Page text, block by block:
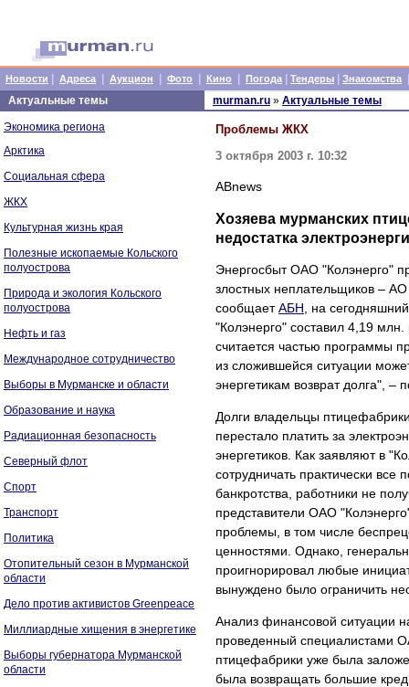
Новости Адреса Аукцион Фото Кино Погода Тендеры Знакомства
Актуальные темы
Экономика региона
Арктика
Социальная сфера
ЖКХ
Культурная жизнь края
Полезные ископаемые Кольского
полуострова
Природа и экология Кольского
полуострова
Нефть и газ
Международное сотрудничество
Выборы в Мурманске и области
Образование и наука
Радиационная безопасность
Северный флот
Спорт
Транспорт
Политика
Отопительный сезон в Мурманской
области
Дело против активистов Greenpeace
Миллиардные хищения в энергетике
Выборы губернатора Мурманской
области
murman.ru » Актуальные темы
Проблемы ЖКХ
3 октября 2003 г. 10:32
ABnews
Хозяева мурманских
недостатка
Энергосбыт ОАО "Колэнерго"
злостных неплательщиков –
сообщаетАБН , на
"Колэнерго" составил 4,19
считается частью программы
из сложившейся ситуации
энергетикам возврат долга", –
Долги владельцы
перестало платить за
энергетиков. Как заявляют в
сотрудничать практически
банкротства, работники не
представители ОАО
проблемы, в том числе
ценностями. Однако,
проигнорировал любые
вынуждено было ограничить
Анализ финансовой ситуации
проведенный специалистами
птицефабрики уже была
была возвращать большие